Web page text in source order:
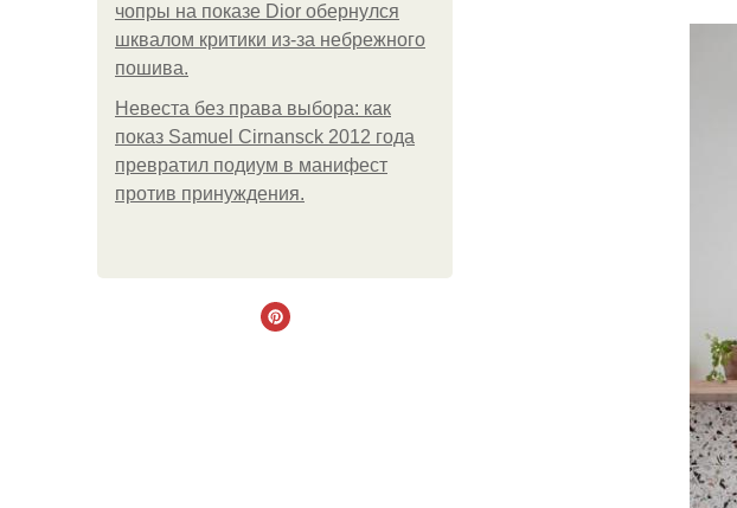
чопры на показе Dior обернулся
шквалом критики из-за небрежного
пошива.
Невеста без права выбора: как
показ Samuel Cirnansck 2012 года
превратил подиум в манифест
против принуждения.